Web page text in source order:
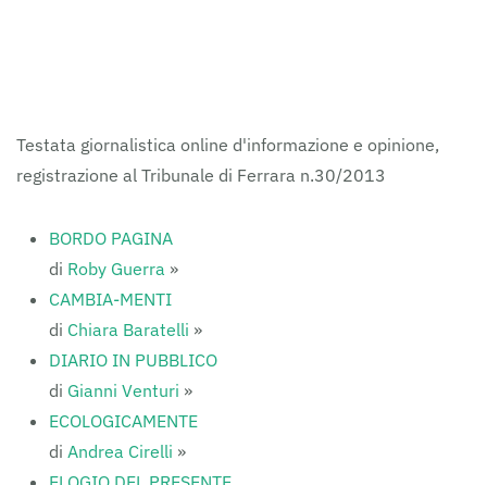
Testata giornalistica online d'informazione e opinione,
registrazione al Tribunale di Ferrara n.30/2013
BORDO PAGINA
di Roby Guerra »
CAMBIA-MENTI
di Chiara Baratelli »
DIARIO IN PUBBLICO
di Gianni Venturi »
ECOLOGICAMENTE
di Andrea Cirelli »